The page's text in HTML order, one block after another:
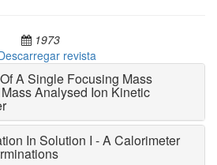
1973
revista
A Single Focusing Mass
Analysed Ion Kinetic
In Solution I - A Calorimeter